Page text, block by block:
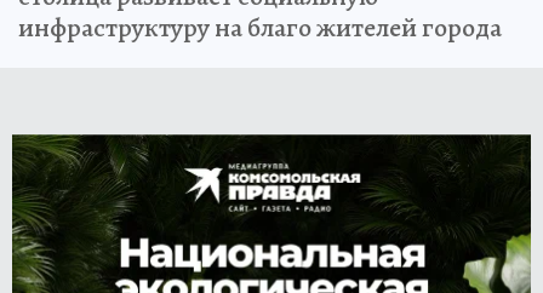
инфраструктуру на благо жителей города